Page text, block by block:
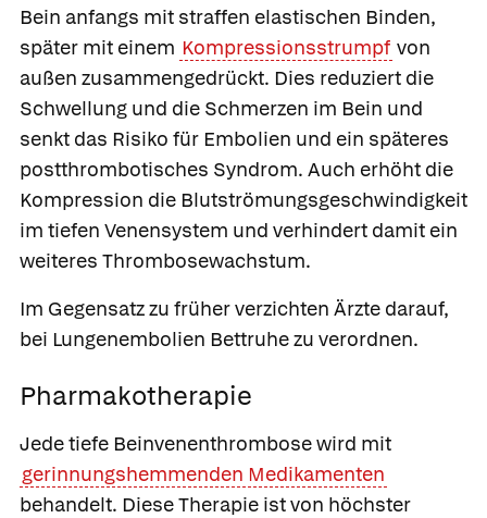
Bein anfangs mit straffen elastischen Binden,
später mit einem Kompressionsstrumpf von
außen zusammengedrückt. Dies reduziert die
Schwellung und die Schmerzen im Bein und
senkt das Risiko für Embolien und ein späteres
postthrombotisches Syndrom. Auch erhöht die
Kompression die Blutströmungsgeschwindigkeit
im tiefen Venensystem und verhindert damit ein
weiteres Thrombosewachstum.
Im Gegensatz zu früher verzichten Ärzte darauf,
bei Lungenembolien Bettruhe zu verordnen.
Pharmakotherapie
Jede tiefe Beinvenenthrombose wird mit
gerinnungshemmenden Medikamenten
behandelt. Diese Therapie ist von höchster